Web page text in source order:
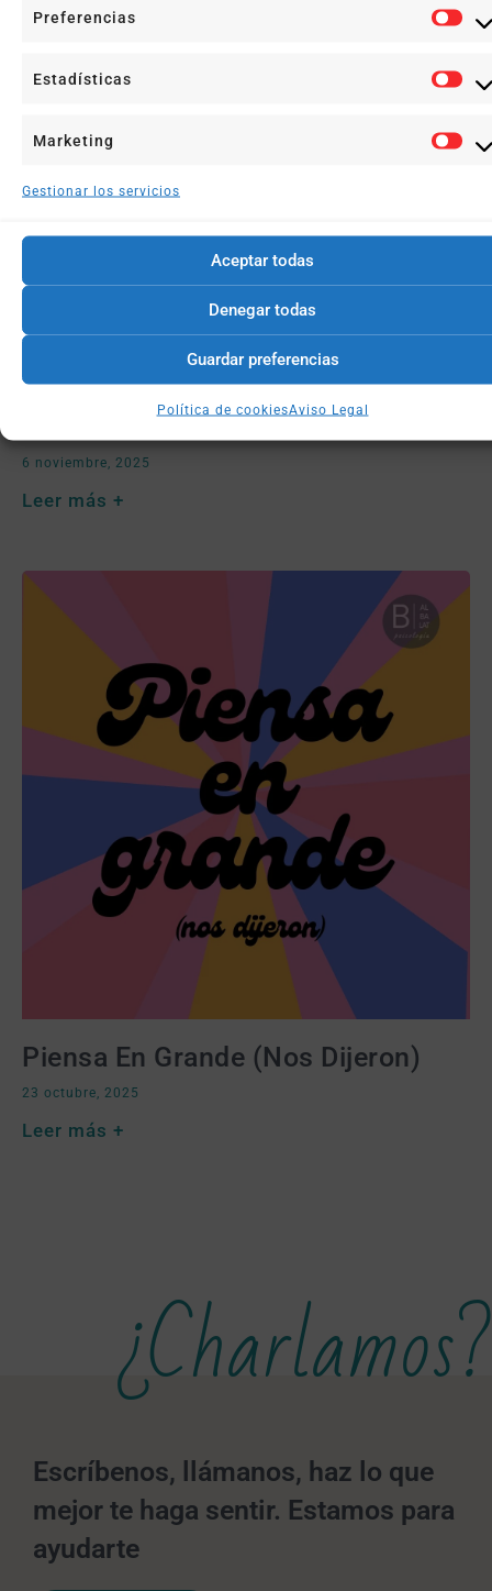
Preferencias
Estadísticas
Marketing
Gestionar los servicios
Aceptar todas
Denegar todas
Guardar preferencias
Política de cookiesAviso Legal
El Síndrome De Estocolmo
6 noviembre, 2025
Leer más +
Piensa En Grande (nos Dijeron)
23 octubre, 2025
Leer más +
¿Charlamos?
Escríbenos, llámanos, haz lo que
mejor te haga sentir. Estamos para
ayudarte